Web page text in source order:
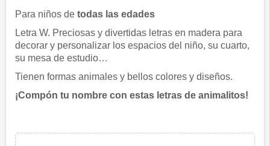
Para niños de todas las edades
Letra W. Preciosas y divertidas letras en madera para
decorar y personalizar los espacios del niño, su cuarto,
su mesa de estudio…
Tienen formas animales y bellos colores y diseños.
¡Compón tu nombre con estas letras de animalitos!